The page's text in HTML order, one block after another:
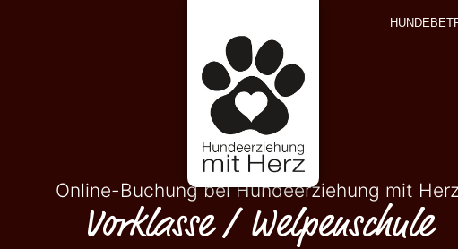
Online-Buchung bei Hundeerziehung mit
Vorklasse / Welpenschule